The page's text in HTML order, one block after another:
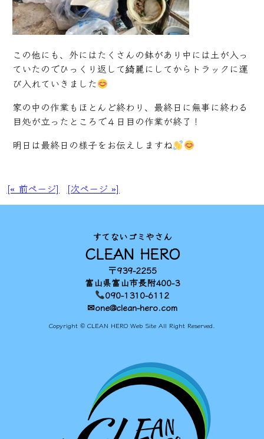
この他にも、外にはたくさんの鉢があり中には土が入っ
ていたのでひっくり返して綺麗にしてからトラックに運
び入れていきました
家の中の作業もほとんど終わり、最終日に無事に終わる
目処が立ったところで４日目の作業が終了！
明日は最終日の様子をお伝えしますね
[« 前ページ] [次ページ »]
すてないゴミやさん
CLEAN HERO
〒939-2255
富山県富山市長附400-3
090-1310-6112
✉one@clean-hero.com
Copyright © CLEAN HERO Web Site All Right Reserved.